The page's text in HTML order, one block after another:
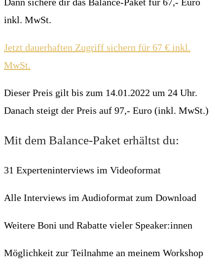
inkl. MwSt.
Jetzt dauerhaften Zugriff sichern für 67 € inkl.
MwSt.
Dieser Preis gilt bis zum 14.01.2022 um 24 Uhr.
Danach steigt der Preis auf 97,- Euro (inkl. MwSt.)
Mit dem Balance-Paket erhältst du:
31 Experteninterviews im Videoformat
Alle Interviews im Audioformat zum Download
Weitere Boni und Rabatte vieler Speaker:innen
Möglichkeit zur Teilnahme an meinem Workshop